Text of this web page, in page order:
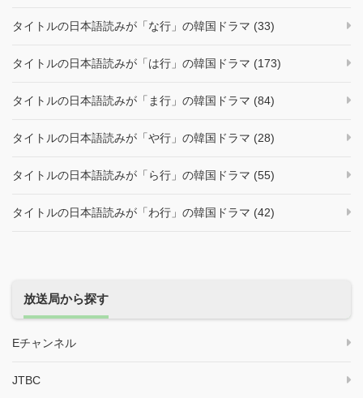
タイトルの日本語読みが「な行」の韓国ドラマ (33)
タイトルの日本語読みが「は行」の韓国ドラマ (173)
タイトルの日本語読みが「ま行」の韓国ドラマ (84)
タイトルの日本語読みが「や行」の韓国ドラマ (28)
タイトルの日本語読みが「ら行」の韓国ドラマ (55)
タイトルの日本語読みが「わ行」の韓国ドラマ (42)
放送局から探す
Eチャンネル
JTBC